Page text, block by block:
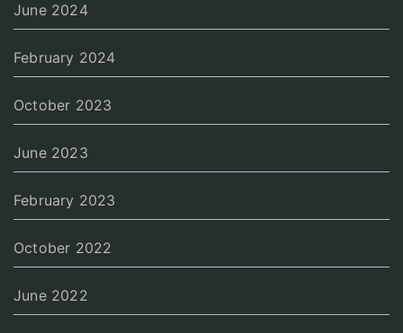
June 2024
February 2024
October 2023
June 2023
February 2023
October 2022
June 2022